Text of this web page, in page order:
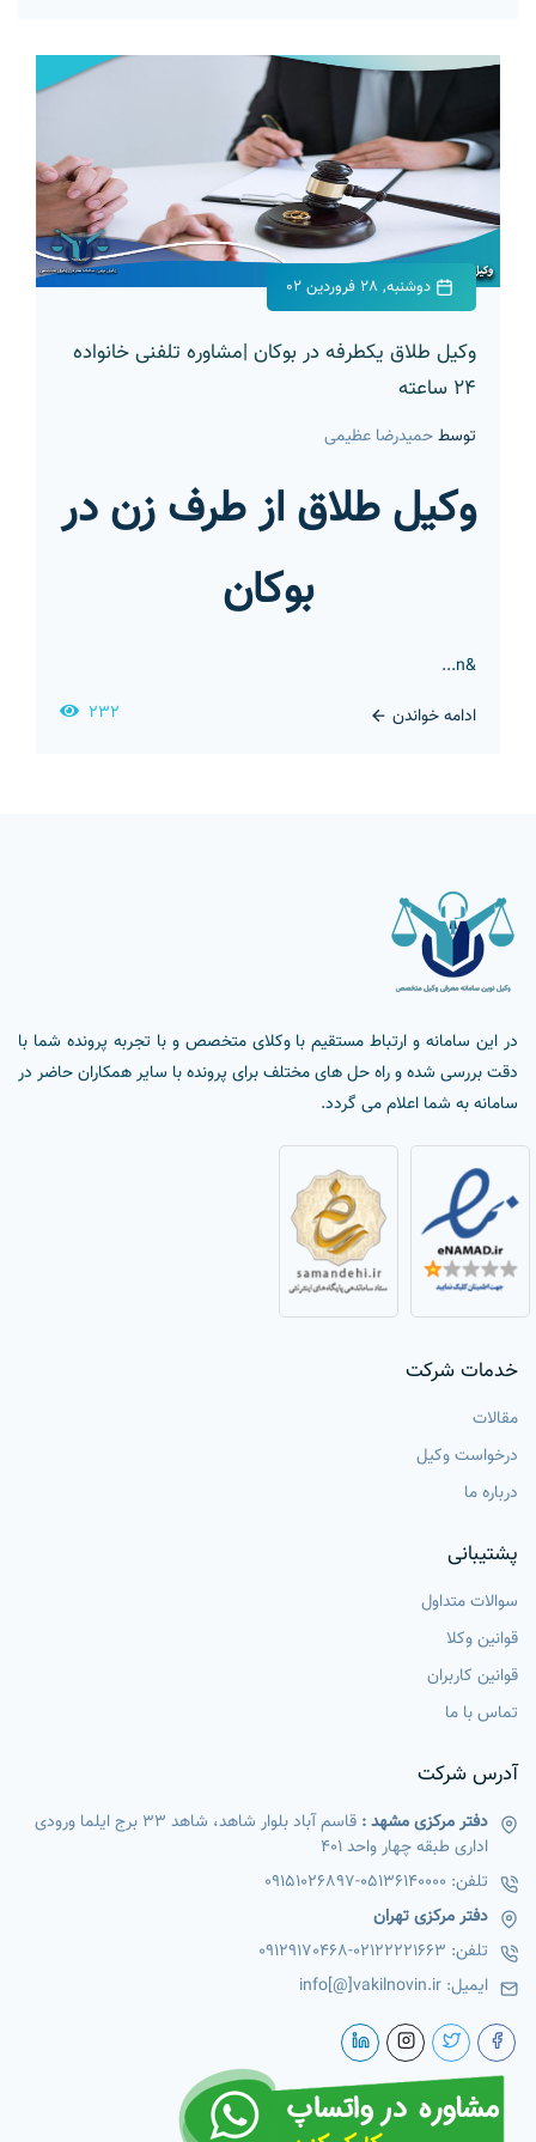
دوشنبه, 28 فروردین 02
وکیل طلاق یکطرفه در بوکان |مشاوره تلفنی خانواده
24 ساعته
توسطحمیدرضا عظیمی
وکیل طلاق از طرف زن در
بوکان
&n...
ادامه خواندن
232
در این سامانه و ارتباط مستقیم با وکلای متخصص و با تجربه پرونده شما با
دقت بررسی شده و راه حل های مختلف برای پرونده با سایر همکاران حاضر در
سامانه به شما اعلام می گردد.
خدمات شرکت
مقالات
درخواست وکیل
درباره ما
پشتیبانی
سوالات متداول
قوانین وکلا
قوانین کاربران
تماس با ما
آدرس شرکت
دفتر مرکزی مشهد :
قاسم آباد بلوار شاهد، شاهد 33 برج ایلما ورودی
اداری طبقه چهار واحد 401
تلفن: 05136140000
-
09151026897
دفتر مرکزی تهران
تلفن: 02122221663
-
09129170468
ایمیل: info[@]vakilnovin.ir